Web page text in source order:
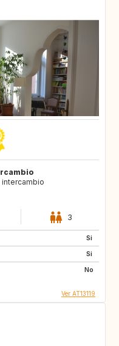
intercambio
3
Si
Si
No
Ver AT13119